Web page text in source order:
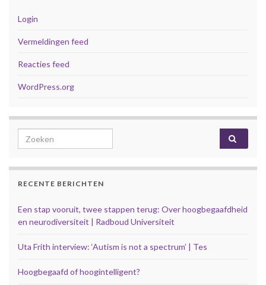
Login
Vermeldingen feed
Reacties feed
WordPress.org
Search for:
RECENTE BERICHTEN
Een stap vooruit, twee stappen terug: Over hoogbegaafdheid
en neurodiversiteit | Radboud Universiteit
Uta Frith interview: ‘Autism is not a spectrum’ | Tes
Hoogbegaafd of hoogintelligent?